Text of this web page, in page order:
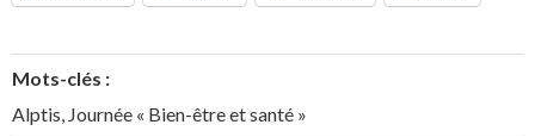
Mots-clés :
Alptis Journée « Bien-être et santé »